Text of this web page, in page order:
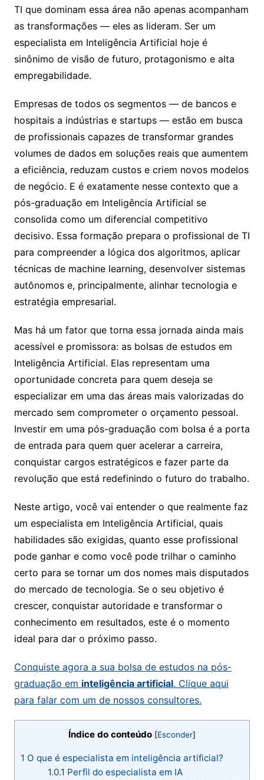
TI que dominam essa área não apenas acompanham
as transformações — eles as lideram. Ser um
especialista em Inteligência Artificial hoje é
sinônimo de visão de futuro, protagonismo e alta
empregabilidade.
Empresas de todos os segmentos — de bancos e
hospitais a indústrias e startups — estão em busca
de profissionais capazes de transformar grandes
volumes de dados em soluções reais que aumentem
a eficiência, reduzam custos e criem novos modelos
de negócio. E é exatamente nesse contexto que a
pós-graduação em Inteligência Artificial se
consolida como um diferencial competitivo
decisivo. Essa formação prepara o profissional de TI
para compreender a lógica dos algoritmos, aplicar
técnicas de machine learning, desenvolver sistemas
autônomos e, principalmente, alinhar tecnologia e
estratégia empresarial.
Mas há um fator que torna essa jornada ainda mais
acessível e promissora: as bolsas de estudos em
Inteligência Artificial. Elas representam uma
oportunidade concreta para quem deseja se
especializar em uma das áreas mais valorizadas do
mercado sem comprometer o orçamento pessoal.
Investir em uma pós-graduação com bolsa é a porta
de entrada para quem quer acelerar a carreira,
conquistar cargos estratégicos e fazer parte da
revolução que está redefinindo o futuro do trabalho.
Neste artigo, você vai entender o que realmente faz
um especialista em Inteligência Artificial, quais
habilidades são exigidas, quanto esse profissional
pode ganhar e como você pode trilhar o caminho
certo para se tornar um dos nomes mais disputados
do mercado de tecnologia. Se o seu objetivo é
crescer, conquistar autoridade e transformar o
conhecimento em resultados, este é o momento
ideal para dar o próximo passo.
Conquiste agora a sua bolsa de estudos na pós-
graduação em inteligência artificial​. Clique aqui
para falar com um de nossos consultores.
Índice do conteúdo [Esconder]
1 O que é especialista em inteligência artificial​?
1.0.1 Perfil do especialista em IA